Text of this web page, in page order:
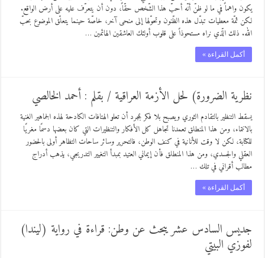
يكون واهماً في ما لو ظنّ أنّه أحبّ هذا الشّخص حقّاً، دون أن يتعرّف عليه على أرض الواقع.
لكن ثمّة معطيات تبدّل هذه الظّنون وتحوّلها إلى منحى آخر، خاصّة حينما يتعلّق الموضوع بحبّ
الله. ذلك الّذي نراه مستحوذاً على قلوب أولئك العاشقين الهائمين …
أكمل القراءة »
نظرية الضرورة) لحل الأزمة العراقية / بقلم : أحمد الخالصي
يسقط التنظير بالتقادم الثوري ويصبح بلا فكر بمجرد أن تعلو الهتافات الكادحة لهذه الجماهير الغنية
بالانتماء، ومن هذا المنطلق تعمدنا تجاهل كل الأفكار والتنظيرات التي كان بعضها دسمًا مغريًا
للكتابة، لكن لا وقت للأنانية في كنف الوطن، فالتحرير وسائر ساحات التظاهر أولى بالحضور
العقلي والجسدي، ومن هذا المنطلق فأن إيماني العتيد بمبدأ التغيير التدريجي، يذهب أدراج
مطالب أقراني في تلك …
أكمل القراءة »
جديس السادس عشر يبحث عن وطن: قراءة في رواية (ليندا)
لفوزي البيتي